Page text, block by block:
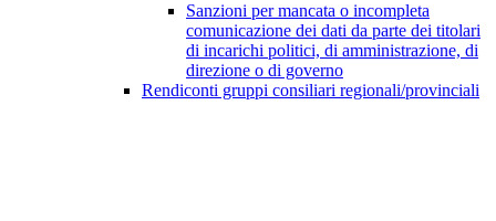
Sanzioni per mancata o incompleta
comunicazione dei dati da parte dei titolari
di incarichi politici, di amministrazione, di
direzione o di governo
Rendiconti gruppi consiliari regionali/provinciali